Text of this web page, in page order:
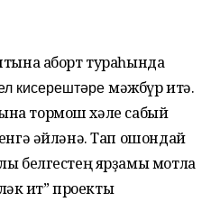
аборт тураһында
кисерештәремәжбүр итә.
тормош хәле сабый
әйләнә. Тап ошондай
белгестең ярҙамы мотлаҡ
ит” проекты